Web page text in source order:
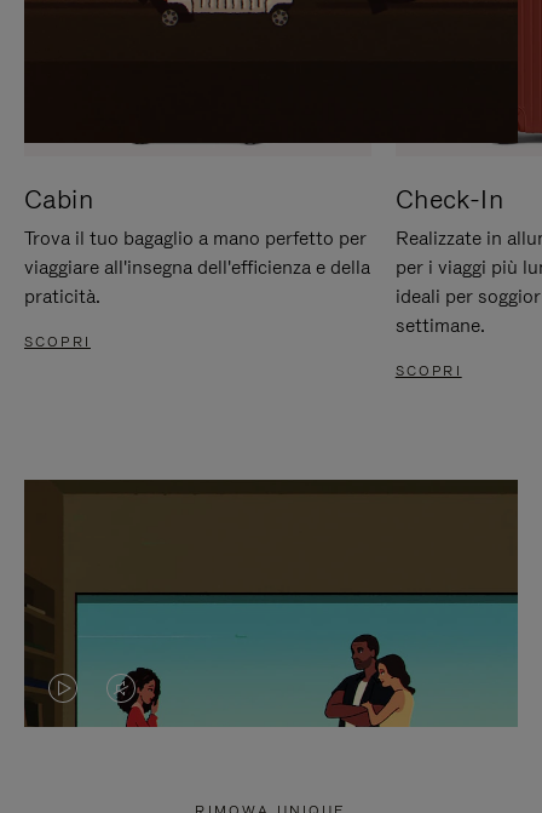
Cabin
Trova il tuo bagaglio a mano perfetto per
viaggiare all'insegna dell'efficienza e della
praticità.
SCOPRI
Check-In
Realizzate in
per i viaggi più
ideali per
settimane.
SCOPRI
IL
IL